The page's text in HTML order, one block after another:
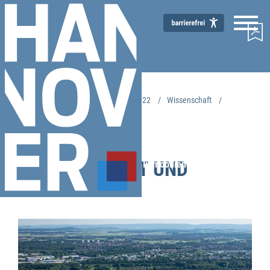
Immobilienmarktbericht 2022
Start Immobilienmarktbericht 2022
Wissenschaft
Markt im Überblick
WISSENSCHAFT UND
WIRTSCHAFT